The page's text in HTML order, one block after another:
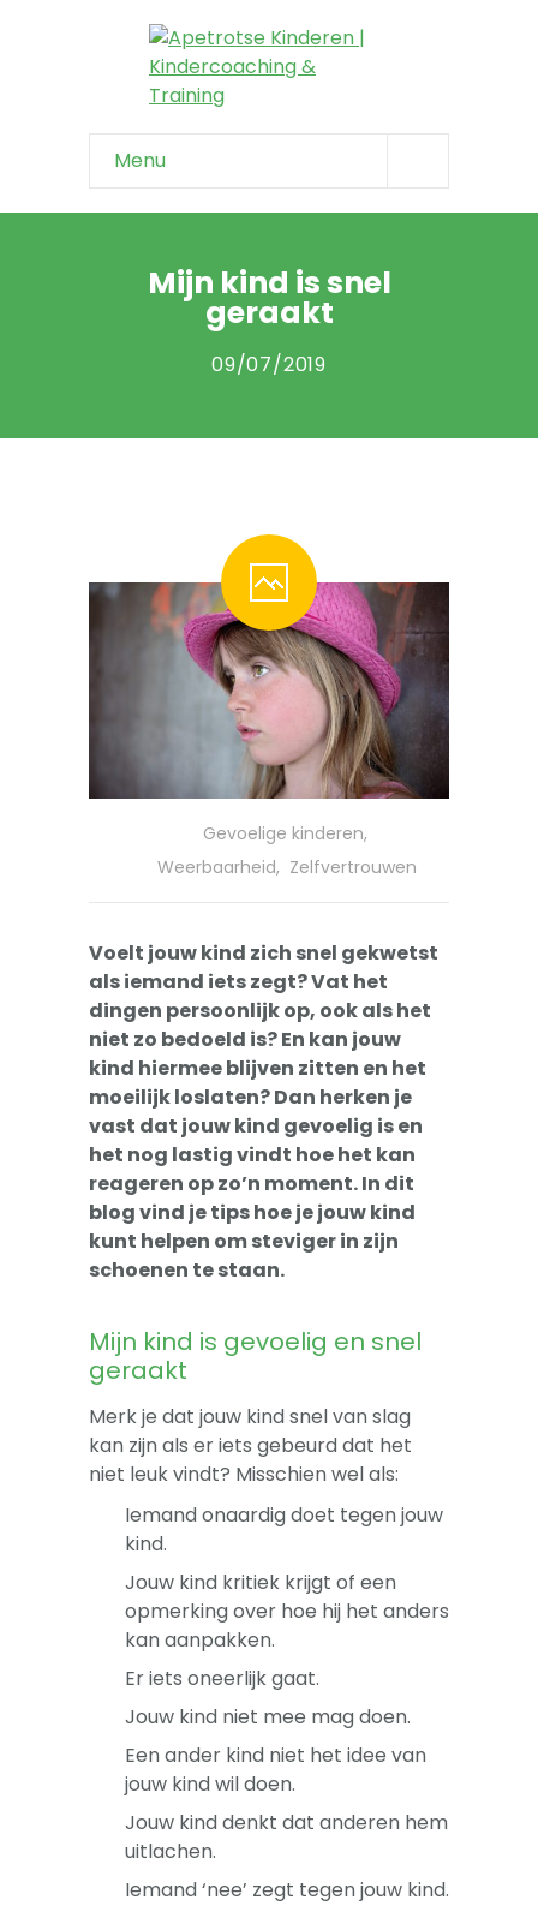
Menu
Home
Info & tips
-- Onzeker kind
-- Negatief zelfbeeld
-- Gevoelig kind
-- Boos kind
-- Verlegen kind
-- Weinig vrienden
-- Training Zelfvertrouwen
-- Faalangst training kind
-- Training emoties kind
-- Sova-training kind
Artikelen
Over
Mijn kind is snel
geraakt
09/07/2019
Gevoelige kinderen,
Weerbaarheid, Zelfvertrouwen
Voelt jouw kind zich snel gekwetst
als iemand iets zegt? Vat het
dingen persoonlijk op, ook als het
niet zo bedoeld is? En kan jouw
kind hiermee blijven zitten en het
moeilijk loslaten? Dan herken je
vast dat jouw kind gevoelig is en
het nog lastig vindt hoe het kan
reageren op zo’n moment. In dit
blog vind je tips hoe je jouw kind
kunt helpen om steviger in zijn
schoenen te staan.
Mijn kind is gevoelig en snel
geraakt
Merk je dat jouw kind snel van slag
kan zijn als er iets gebeurd dat het
niet leuk vindt? Misschien wel als:
Iemand onaardig doet tegen jouw
kind.
Jouw kind kritiek krijgt of een
opmerking over hoe hij het anders
kan aanpakken.
Er iets oneerlijk gaat.
Jouw kind niet mee mag doen.
Een ander kind niet het idee van
jouw kind wil doen.
Jouw kind denkt dat anderen hem
uitlachen.
Iemand ‘nee’ zegt tegen jouw kind.